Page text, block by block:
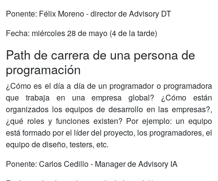
Ponente: Félix Moreno - director de Advisory DT
Fecha: miércoles 28 de mayo (4 de la tarde)
Path de carrera de una persona de
programación
¿Cómo es el día a día de un programador o programadora
que trabaja en una empresa global? ¿Cómo están
organizados los equipos de desarrollo en las empresas?,
¿qué roles y funciones existen? Por ejemplo: un equipo
está formado por el líder del proyecto, los programadores, el
equipo de diseño, testers, etc.
Ponente: Carlos Cedillo - Manager de Advisory IA